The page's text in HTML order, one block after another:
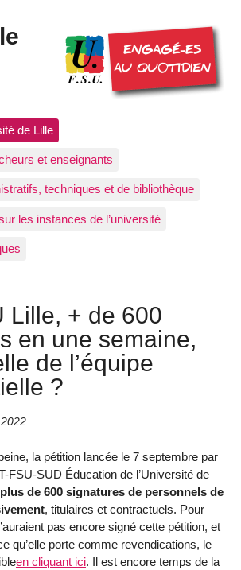
de Lille
et enseignants
techniques et de bibliothèque
les instances de l’université
Lille, + de 600
en une semaine,
de l’équipe
?
la pétition lancée le 7 septembre par
FSU-SUD Éducation de l’Université de
plus de 600 signatures de personnels de
, titulaires et contractuels. Pour
pas encore signé cette pétition, et
qu’elle porte comme revendications, le
en cliquant ici. Il est encore temps de la